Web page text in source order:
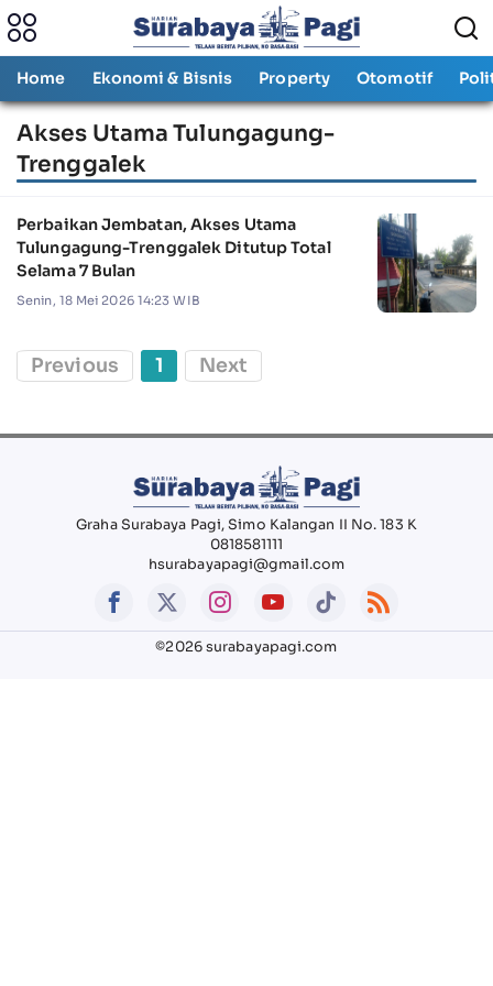
Home Ekonomi & Bisnis Property Otomotif
Akses Utama Tulungagung-
Trenggalek
Perbaikan Jembatan, Akses Utama
Tulungagung-Trenggalek Ditutup Total
Selama 7 Bulan
Senin, 18 Mei 2026 14:23 WIB
Previous 1 Next
Graha Surabaya Pagi, Simo Kalangan II No. 183 K
0818581111
hsurabayapagi@gmail.com
©2026 surabayapagi.com